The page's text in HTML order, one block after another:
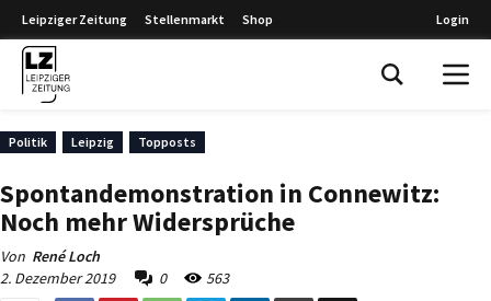
Leipziger Zeitung Stellenmarkt Shop Login
Politik Leipzig Topposts
Spontandemonstration in Connewitz:
Noch mehr Widersprüche
Von René Loch
2. Dezember 2019
0 563